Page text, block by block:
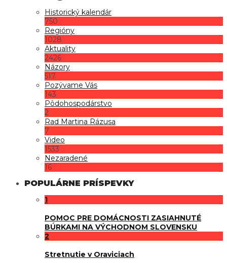
Historický kalendár
750
Regióny
1028
Aktuality
2426
Názory
517
Pozývame Vás
143
Pôdohospodárstvo
2
Rad Martina Rázusa
7
Video
1533
Nezaradené
16
POPULÁRNE PRÍSPEVKY
1
POMOC PRE DOMÁCNOSTI ZASIAHNUTÉ
BÚRKAMI NA VÝCHODNOM SLOVENSKU
2
Stretnutie v Oraviciach